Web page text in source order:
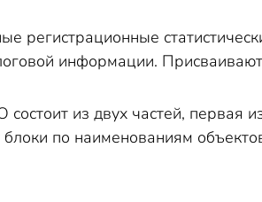
регистрационные
информации.
из двух частей, первая
по наименованиям